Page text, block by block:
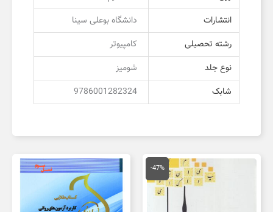
انتشارات
دانشگاه بوعلی سینا
رشته تحصیلی
کامپیوتر
نوع جلد
شومیز
شابک
9786001282324
-47%
قیمت
اصلی
150,000 تومان
بود.
قیمت
فعلی
80,000 تومان
است.